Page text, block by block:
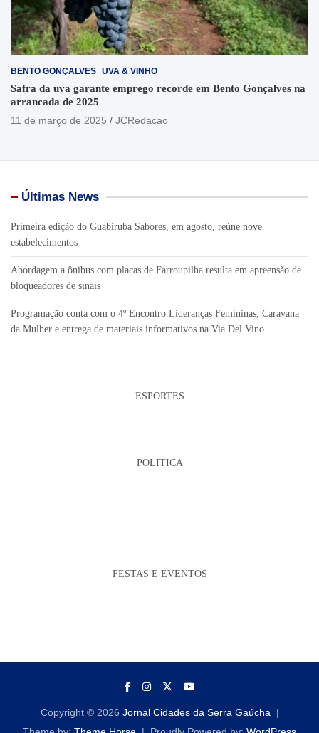
BENTO GONÇALVES UVA & VINHO
Safra da uva garante emprego recorde em Bento Gonçalves na
arrancada de 2025
11 de março de 2025
JCRedacao
Últimas News
Primeira edição do Guabiruba Sabores, em agosto, reúne nove
estabelecimentos
Abordagem a ônibus com placas de Farroupilha resulta em apreensão de
bloqueadores de sinais
Programação conta com o 4º Encontro Lideranças Femininas, Caravana
da Mulher e entrega de materiais informativos na Via Del Vino
ESPORTES
POLITICA
FESTAS E EVENTOS
Copyright © 2026 Jornal Cidades da Serra Gaúcha